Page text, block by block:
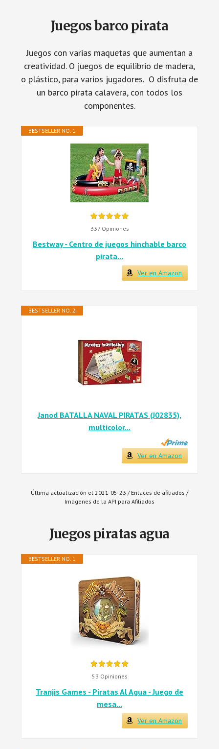
Juegos barco pirata
Juegos con varias maquetas que aumentan a
creatividad. O juegos de equilibrio de madera,
o plástico, para varios jugadores. O disfruta de
un barco pirata calavera, con todos los
componentes.
BESTSELLER NO. 1
337 Opiniones
Bestway - Centro de juegos hinchable barco
pirata...
Ver en Amazon
BESTSELLER NO. 2
Janod BATALLA NAVAL PIRATAS (J02835),
multicolor...
Ver en Amazon
Última actualización el 2021-05-23 / Enlaces de afiliados /
Imágenes de la API para Afiliados
Juegos piratas agua
BESTSELLER NO. 1
53 Opiniones
Tranjis Games - Piratas Al Agua - Juego de
mesa...
Ver en Amazon